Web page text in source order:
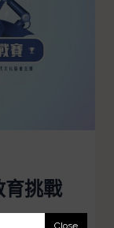
挑戰